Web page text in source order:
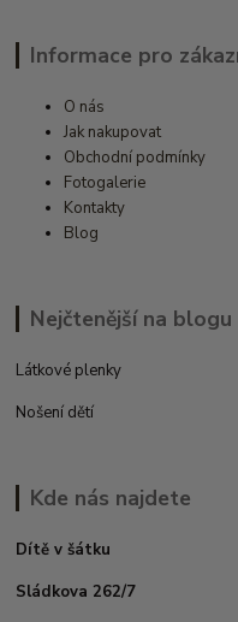
Informace pro
O nás
Jak nakupovat
Obchodní podmínky
Fotogalerie
Kontakty
Blog
Nejčtenější na blogu
Látkové plenky
Nošení dětí
Kde nás najdete
Dítě v šátku
Sládkova 262/7